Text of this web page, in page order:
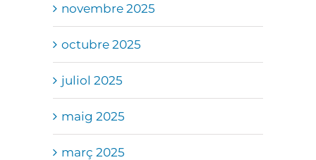
novembre 2025
octubre 2025
juliol 2025
maig 2025
març 2025